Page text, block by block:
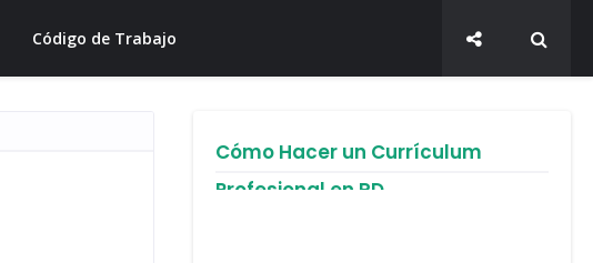
Código de Trabajo
Cómo Hacer un Currículum
Profesional en RD